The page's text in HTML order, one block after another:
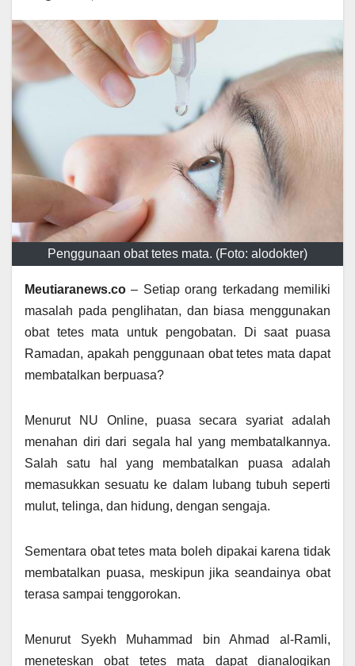
Penggunaan obat tetes mata. (Foto: alodokter)
Meutiaranews.co – Setiap orang terkadang memiliki
masalah pada penglihatan, dan biasa menggunakan
obat tetes mata untuk pengobatan. Di saat puasa
Ramadan, apakah penggunaan obat tetes mata dapat
membatalkan berpuasa?
Menurut NU Online, puasa secara syariat adalah
menahan diri dari segala hal yang membatalkannya.
Salah satu hal yang membatalkan puasa adalah
memasukkan sesuatu ke dalam lubang tubuh seperti
mulut, telinga, dan hidung, dengan sengaja.
Sementara obat tetes mata boleh dipakai karena tidak
membatalkan puasa, meskipun jika seandainya obat
terasa sampai tenggorokan.
Menurut Syekh Muhammad bin Ahmad al-Ramli,
meneteskan obat tetes mata dapat dianalogikan